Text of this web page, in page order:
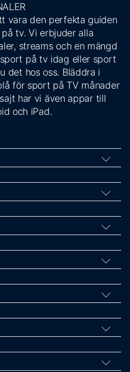
vara den perfekta guiden
tv. Vi erbjuder alla
streams och en mängd
på tv idag eller sport
det hos oss. Bläddra i
för sport på TV månader
har vi även appar till
och iPad.